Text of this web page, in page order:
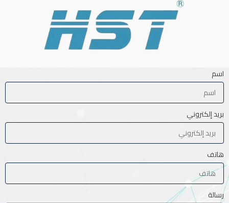
اسم
بريد إلكتروني
هاتف
رسالة